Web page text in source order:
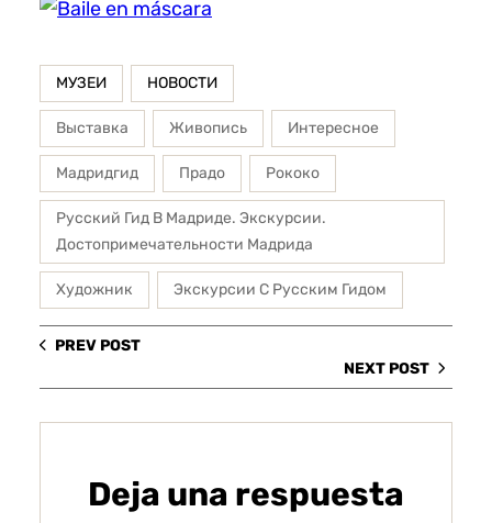
МУЗЕИ НОВОСТИ
Выставка Живопись Интересное
Мадридгид Прадо Рококо
Русский Гид В Мадриде. Экскурсии.
Достопримечательности Мадрида
Художник Экскурсии С Русским Гидом
PREV POST
NEXT POST
Deja una respuesta